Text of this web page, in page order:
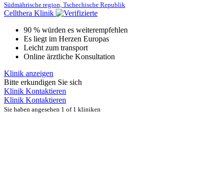
Südmährische region, Tschechische Republik
Cellthera Klinik
90 % würden es weiterempfehlen
Es liegt im Herzen Europas
Leicht zum transport
Online ärztliche Konsultation
Klinik anzeigen
Bitte erkundigen Sie sich
Klinik Kontaktieren
Klinik Kontaktieren
Sie haben angesehen 1 of 1 kliniken